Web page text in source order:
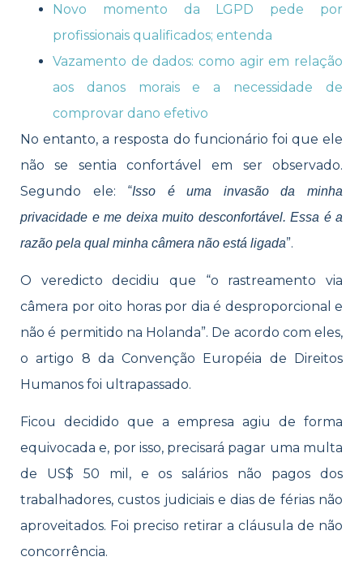
Novo momento da LGPD pede por
profissionais qualificados; entenda
Vazamento de dados: como agir em relação
aos danos morais e a necessidade de
comprovar dano efetivo
No entanto, a resposta do funcionário foi que ele
não se sentia confortável em ser observado.
Segundo ele: “Isso é uma invasão da minha
privacidade e me deixa muito desconfortável. Essa é a
razão pela qual minha câmera não está ligada”.
O veredicto decidiu que “o rastreamento via
câmera por oito horas por dia é desproporcional e
não é permitido na Holanda”. De acordo com eles,
o artigo 8 da Convenção Européia de Direitos
Humanos foi ultrapassado.
Ficou decidido que a empresa agiu de forma
equivocada e, por isso, precisará pagar uma multa
de US$ 50 mil, e os salários não pagos dos
trabalhadores, custos judiciais e dias de férias não
aproveitados. Foi preciso retirar a cláusula de não
concorrência.